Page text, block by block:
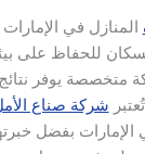
المنازل في
للحفاظ على
متخصصة يوفر
شركة صناع
بفضل